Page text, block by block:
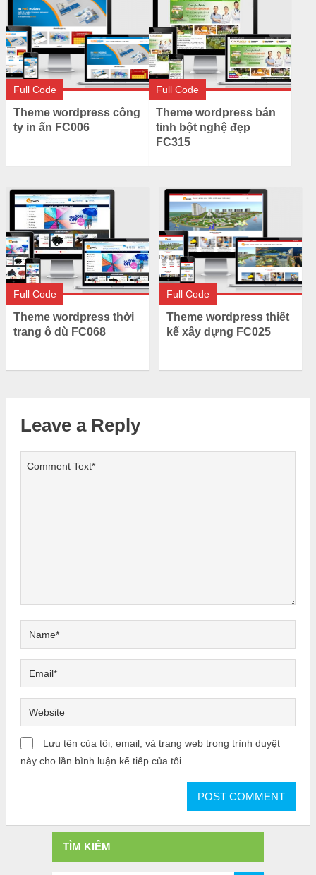
Full Code
Theme wordpress công
ty in ấn FC006
Full Code
Theme wordpress bán
tinh bột nghệ đẹp
FC315
Full Code
Theme wordpress thời
trang ô dù FC068
Full Code
Theme wordpress thiết
kế xây dựng FC025
Leave a Reply
Lưu tên của tôi, email, và trang web trong trình duyệt
này cho lần bình luận kế tiếp của tôi.
TÌM KIẾM